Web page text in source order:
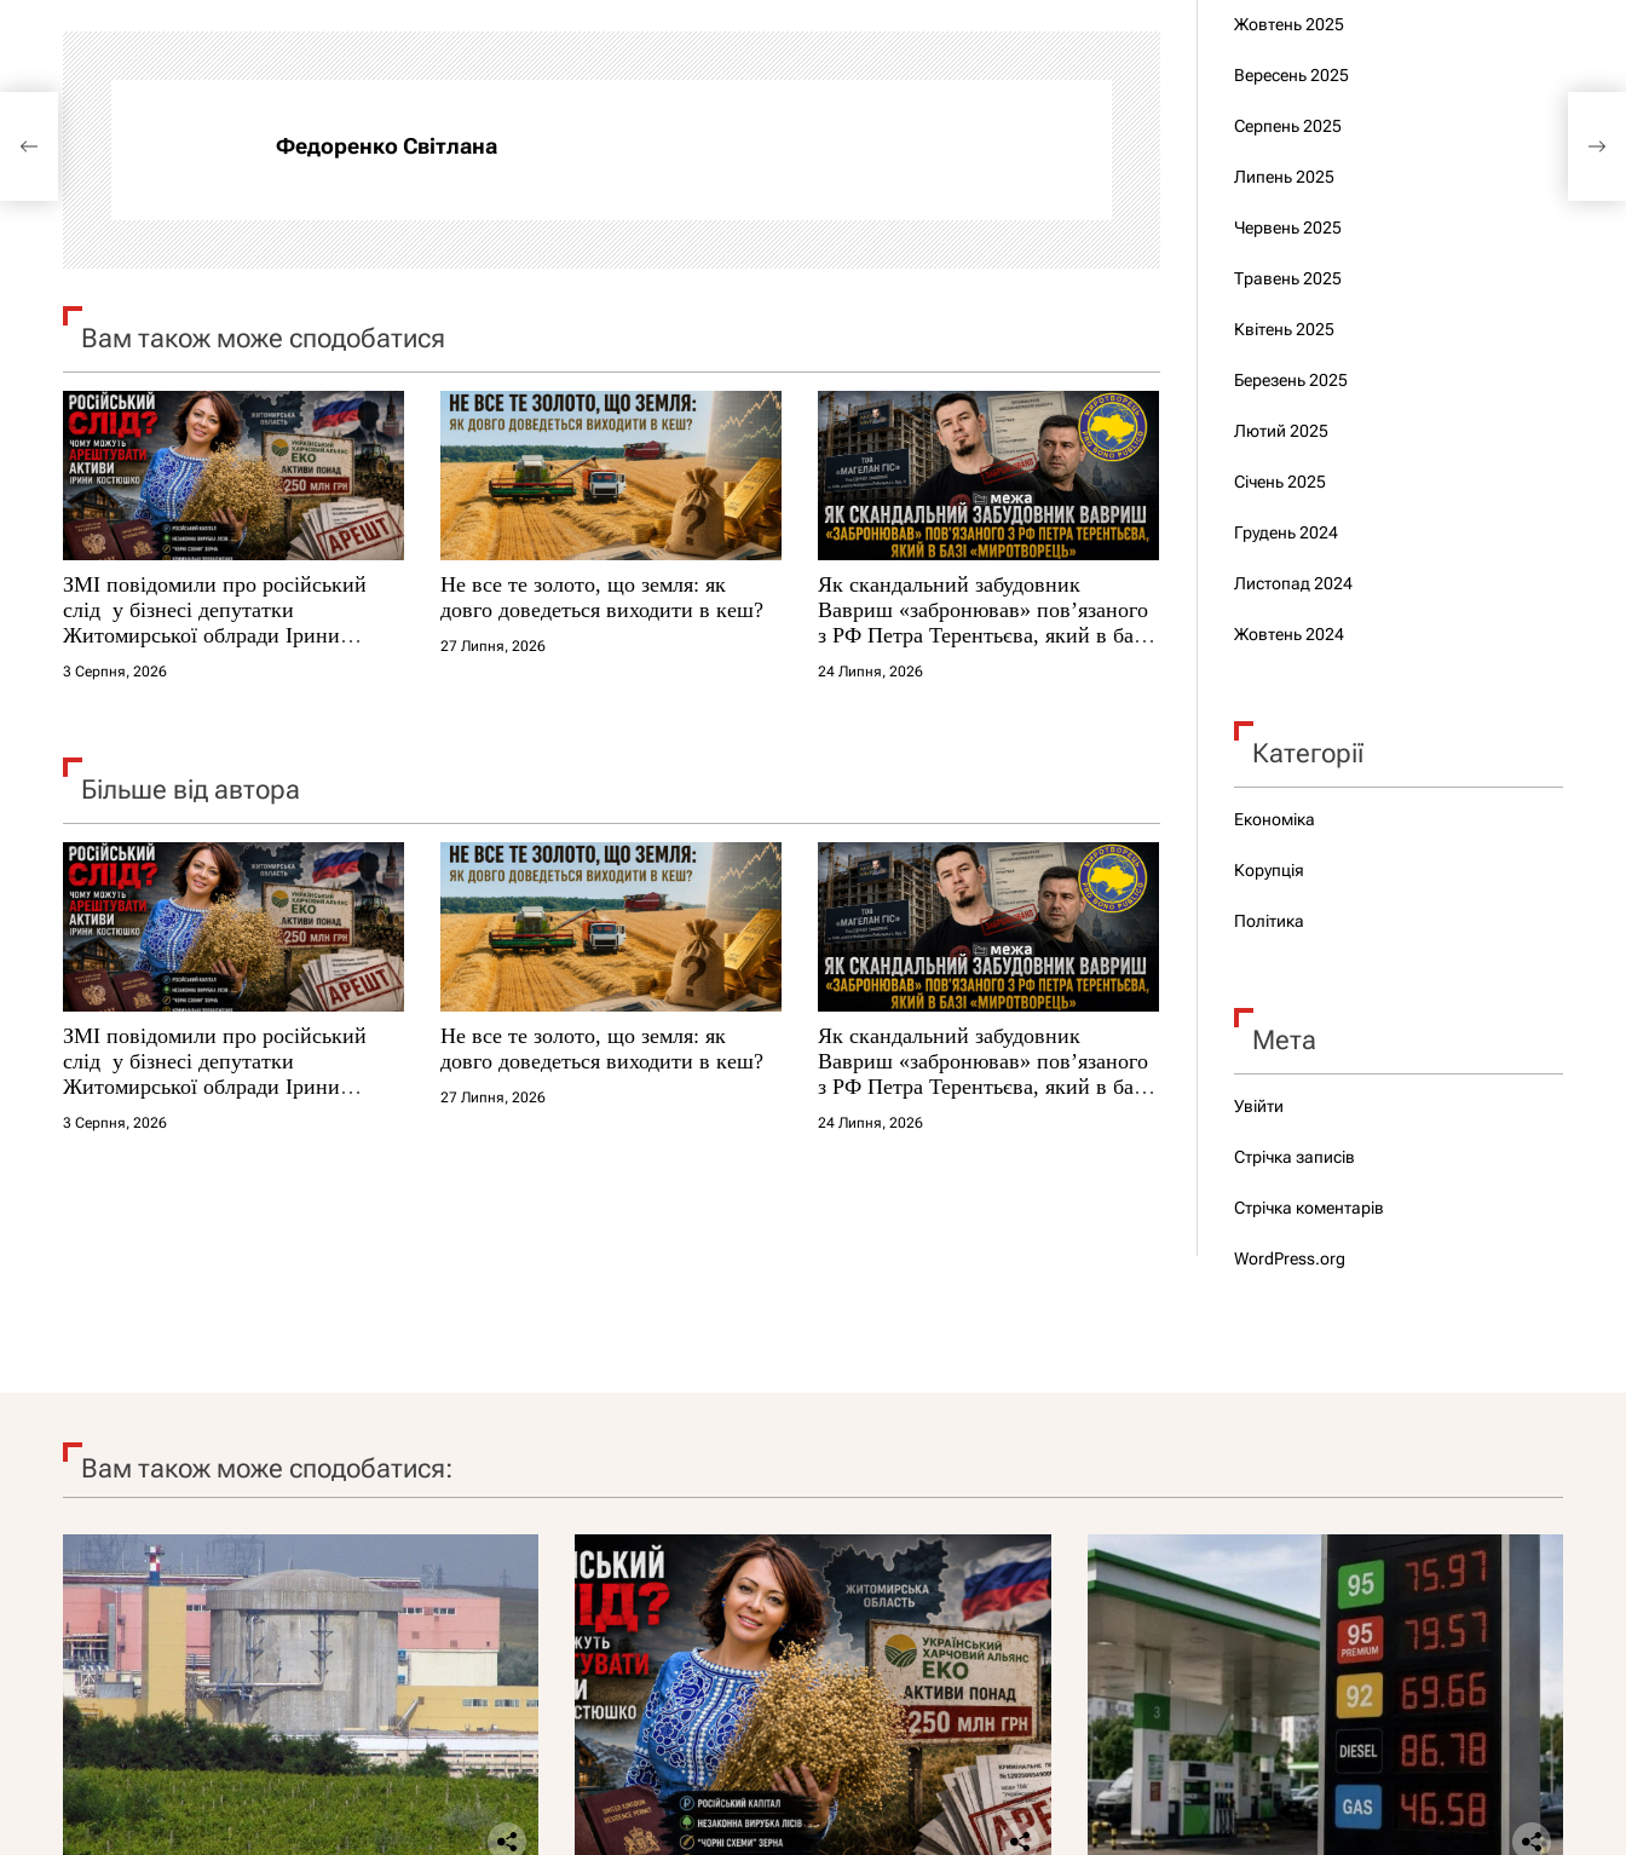
і
г
а
ц
і
я
а
п
и
с
і
в
Федоренко Світлана
Вам також може сподобатися
ЗМІ повідомили про російський
слід у бізнесі депутатки
Житомирської облради Ірини
Костюшко та чому можуть
арештувати її активи
3 Серпня, 2026
Не все те золото, що земля: як
довго доведеться виходити в кеш?
27 Липня, 2026
Як скандальний забудовник
Вавриш «забронював» повʼязаного
з РФ Петра Терентьєва, який в базі
«Миротворець»
24 Липня, 2026
Більше від автора
ЗМІ повідомили про російський
слід у бізнесі депутатки
Житомирської облради Ірини
Костюшко та чому можуть
арештувати її активи
3 Серпня, 2026
Не все те золото, що земля: як
довго доведеться виходити в кеш?
27 Липня, 2026
Як скандальний забудовник
Вавриш «забронював» повʼязаного
з РФ Петра Терентьєва, який в базі
«Миротворець»
24 Липня, 2026
Жовтень 2025
Вересень 2025
Серпень 2025
Липень 2025
Червень 2025
Травень 2025
Квітень 2025
Березень 2025
Лютий 2025
Січень 2025
Грудень 2024
Листопад 2024
Жовтень 2024
Категорії
Економіка
Корупція
Політика
Мета
Увійти
Стрічка записів
Стрічка коментарів
WordPress.org
Вам також може сподобатися: